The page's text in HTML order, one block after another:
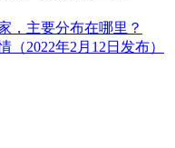
，主要分布在哪里？
（2022年2月12日发布）